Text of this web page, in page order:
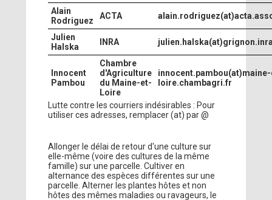
Alain
Rodriguez
ACTA
Julien
Halska
INRA
Innocent
Pambou
Chambre
d'Agriculture
du Maine-et-
Loire
loire.chambagri.fr
Lutte contre les courriers indésirables : Pour
utiliser ces adresses, remplacer (at) par @
Allonger le délai de retour d'une culture sur
elle-même (voire des cultures de la même
famille) sur une parcelle. Cultiver en
alternance des espèces différentes sur une
parcelle. Alterner les plantes hôtes et non
hôtes des mêmes maladies ou ravageurs, le